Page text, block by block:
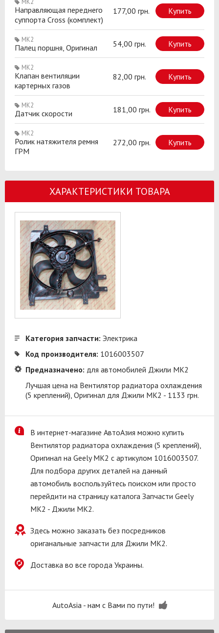
Направляющая переднего
суппорта Cross (комплект)
177,00 грн. Купить
MK2
Палец поршня, Оригинал 54,00 грн. Купить
MK2
Клапан вентиляции
картерных газов
82,00 грн. Купить
MK2
Датчик скорости 181,00 грн. Купить
MK2
Ролик натяжителя ремня
ГРМ
272,00 грн. Купить
ХАРАКТЕРИСТИКИ ТОВАРА
Категория запчасти: Электрика
Код производителя: 1016003507
Предназначено: для автомобилей Джили МК2
Лучшая цена на Вентилятор радиатора охлаждения
(5 креплений), Оригинал для Джили МК2 - 1133 грн.
В интернет-магазине АвтоАзия можно купить
Вентилятор радиатора охлаждения (5 креплений),
Оригинал на Geely MK2 с артикулом 1016003507.
Для подбора других деталей на данный
автомобиль воспользуйтесь поиском или просто
перейдити на страницу каталога Запчасти Geely
MK2 - Джили МК2.
Здесь можно заказать без посредников
ориганальные запчасти для Джили МК2.
Доставка во все города Украины.
AutoAsia - нам с Вами по пути!